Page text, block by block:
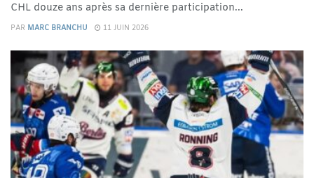
CHL douze ans après sa dernière participation...
PAR MARC BRANCHU 11 JUIN 2026